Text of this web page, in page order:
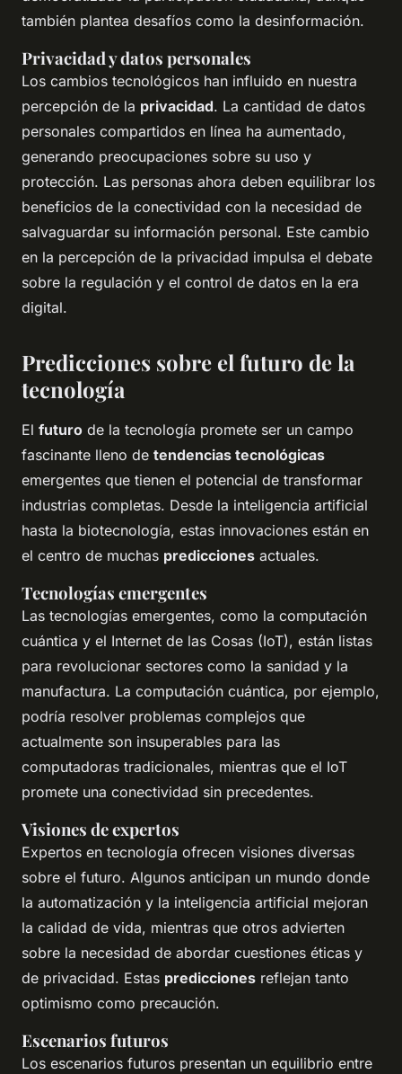
también plantea desafíos como la desinformación.
Privacidad y datos personales
Los cambios tecnológicos han influido en nuestra
percepción de la privacidad. La cantidad de datos
personales compartidos en línea ha aumentado,
generando preocupaciones sobre su uso y
protección. Las personas ahora deben equilibrar los
beneficios de la conectividad con la necesidad de
salvaguardar su información personal. Este cambio
en la percepción de la privacidad impulsa el debate
sobre la regulación y el control de datos en la era
digital.
Predicciones sobre el futuro de la
tecnología
El futuro de la tecnología promete ser un campo
fascinante lleno de tendencias tecnológicas
emergentes que tienen el potencial de transformar
industrias completas. Desde la inteligencia artificial
hasta la biotecnología, estas innovaciones están en
el centro de muchas predicciones actuales.
Tecnologías emergentes
Las tecnologías emergentes, como la computación
cuántica y el Internet de las Cosas (IoT), están listas
para revolucionar sectores como la sanidad y la
manufactura. La computación cuántica, por ejemplo,
podría resolver problemas complejos que
actualmente son insuperables para las
computadoras tradicionales, mientras que el IoT
promete una conectividad sin precedentes.
Visiones de expertos
Expertos en tecnología ofrecen visiones diversas
sobre el futuro. Algunos anticipan un mundo donde
la automatización y la inteligencia artificial mejoran
la calidad de vida, mientras que otros advierten
sobre la necesidad de abordar cuestiones éticas y
de privacidad. Estas predicciones reflejan tanto
optimismo como precaución.
Escenarios futuros
Los escenarios futuros presentan un equilibrio entre